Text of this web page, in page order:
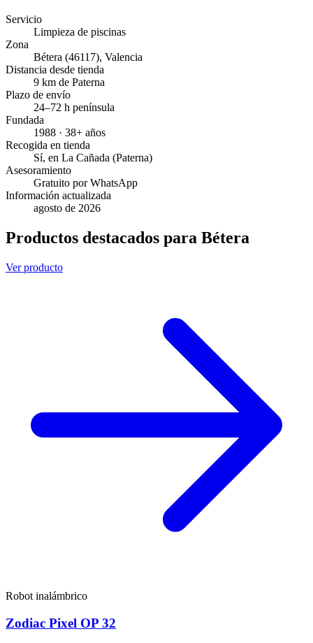
Servicio
Limpieza de piscinas
Zona
Bétera (46117), Valencia
Distancia desde tienda
9 km de Paterna
Plazo de envío
24–72 h península
Fundada
1988 · 38+ años
Recogida en tienda
Sí, en La Cañada (Paterna)
Asesoramiento
Gratuito por WhatsApp
Información actualizada
agosto de 2026
Productos destacados para Bétera
Ver producto
Robot inalámbrico
Zodiac Pixel OP 32